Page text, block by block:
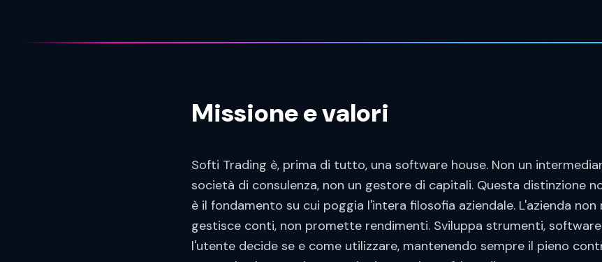
Missione e valori
Softi Trading è, prima di tutto, una software house. Non un
società di consulenza, non un gestore di capitali. Questa distinzione
è il fondamento su cui poggia l'intera filosofia aziendale. L'azienda
gestisce conti, non promette rendimenti. Sviluppa strumenti,
l'utente decide se e come utilizzare, mantenendo sempre il pieno